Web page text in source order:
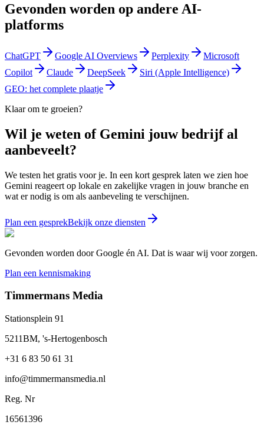
Gevonden worden op andere AI-
platforms
ChatGPT Google AI Overviews Perplexity
Microsoft
Copilot
Claude DeepSeek
Siri (Apple Intelligence)
GEO: het complete plaatje
Klaar om te groeien?
Wil je weten of Gemini jouw bedrijf al
aanbeveelt?
We testen het gratis voor je. In een kort gesprek laten we zien hoe
Gemini reageert op lokale en zakelijke vragen in jouw branche en
wat er nodig is om als aanbeveling te verschijnen.
Plan een gesprekBekijk onze diensten
Gevonden worden door Google én AI. Dat is waar wij voor zorgen.
Plan een kennismaking
Timmermans Media
Stationsplein 91
5211BM, 's-Hertogenbosch
+31 6 83 50 61 31
info@timmermansmedia.nl
Reg. Nr
16561396